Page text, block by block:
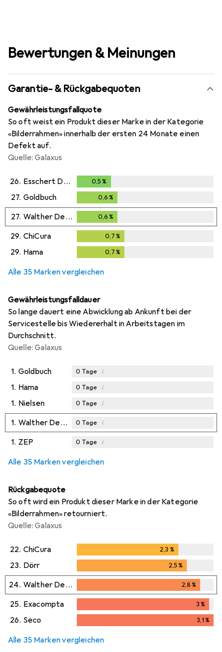
Bewertungen & Meinungen
Garantie- & Rückgabequoten
Gewährleistungsfallquote
So oft weist ein Produkt dieser Marke in der Kategorie
«Bilderrahmen» innerhalb der ersten 24 Monate einen
Defekt auf.
Quelle: Galaxus
26. Esschert Design 0,5 %
27. Goldbuch 0,6 %
27. Walther Design 0,6 %
29. ChiCura 0,7 %
29. Hama 0,7 %
Alle 35 Marken vergleichen
Gewährleistungsfalldauer
So lange dauert eine Abwicklung ab Ankunft bei der
Servicestelle bis Wiedererhalt in Arbeitstagen im
Durchschnitt.
Quelle: Galaxus
1. Goldbuch 0 Tage i
1. Hama 0 Tage i
1. Nielsen 0 Tage i
1. Walther Design 0 Tage i
1. ZEP 0 Tage i
Alle 35 Marken vergleichen
Rückgabequote
So oft wird ein Produkt dieser Marke in der Kategorie
«Bilderrahmen» retourniert.
Quelle: Galaxus
22. ChiCura 2,3 %
23. Dörr 2,5%
24. Walther Design 2,8%
2,8%
25. Exacompta 3%
3%
26. Seco 3,1%
Alle 35 Marken vergleichen